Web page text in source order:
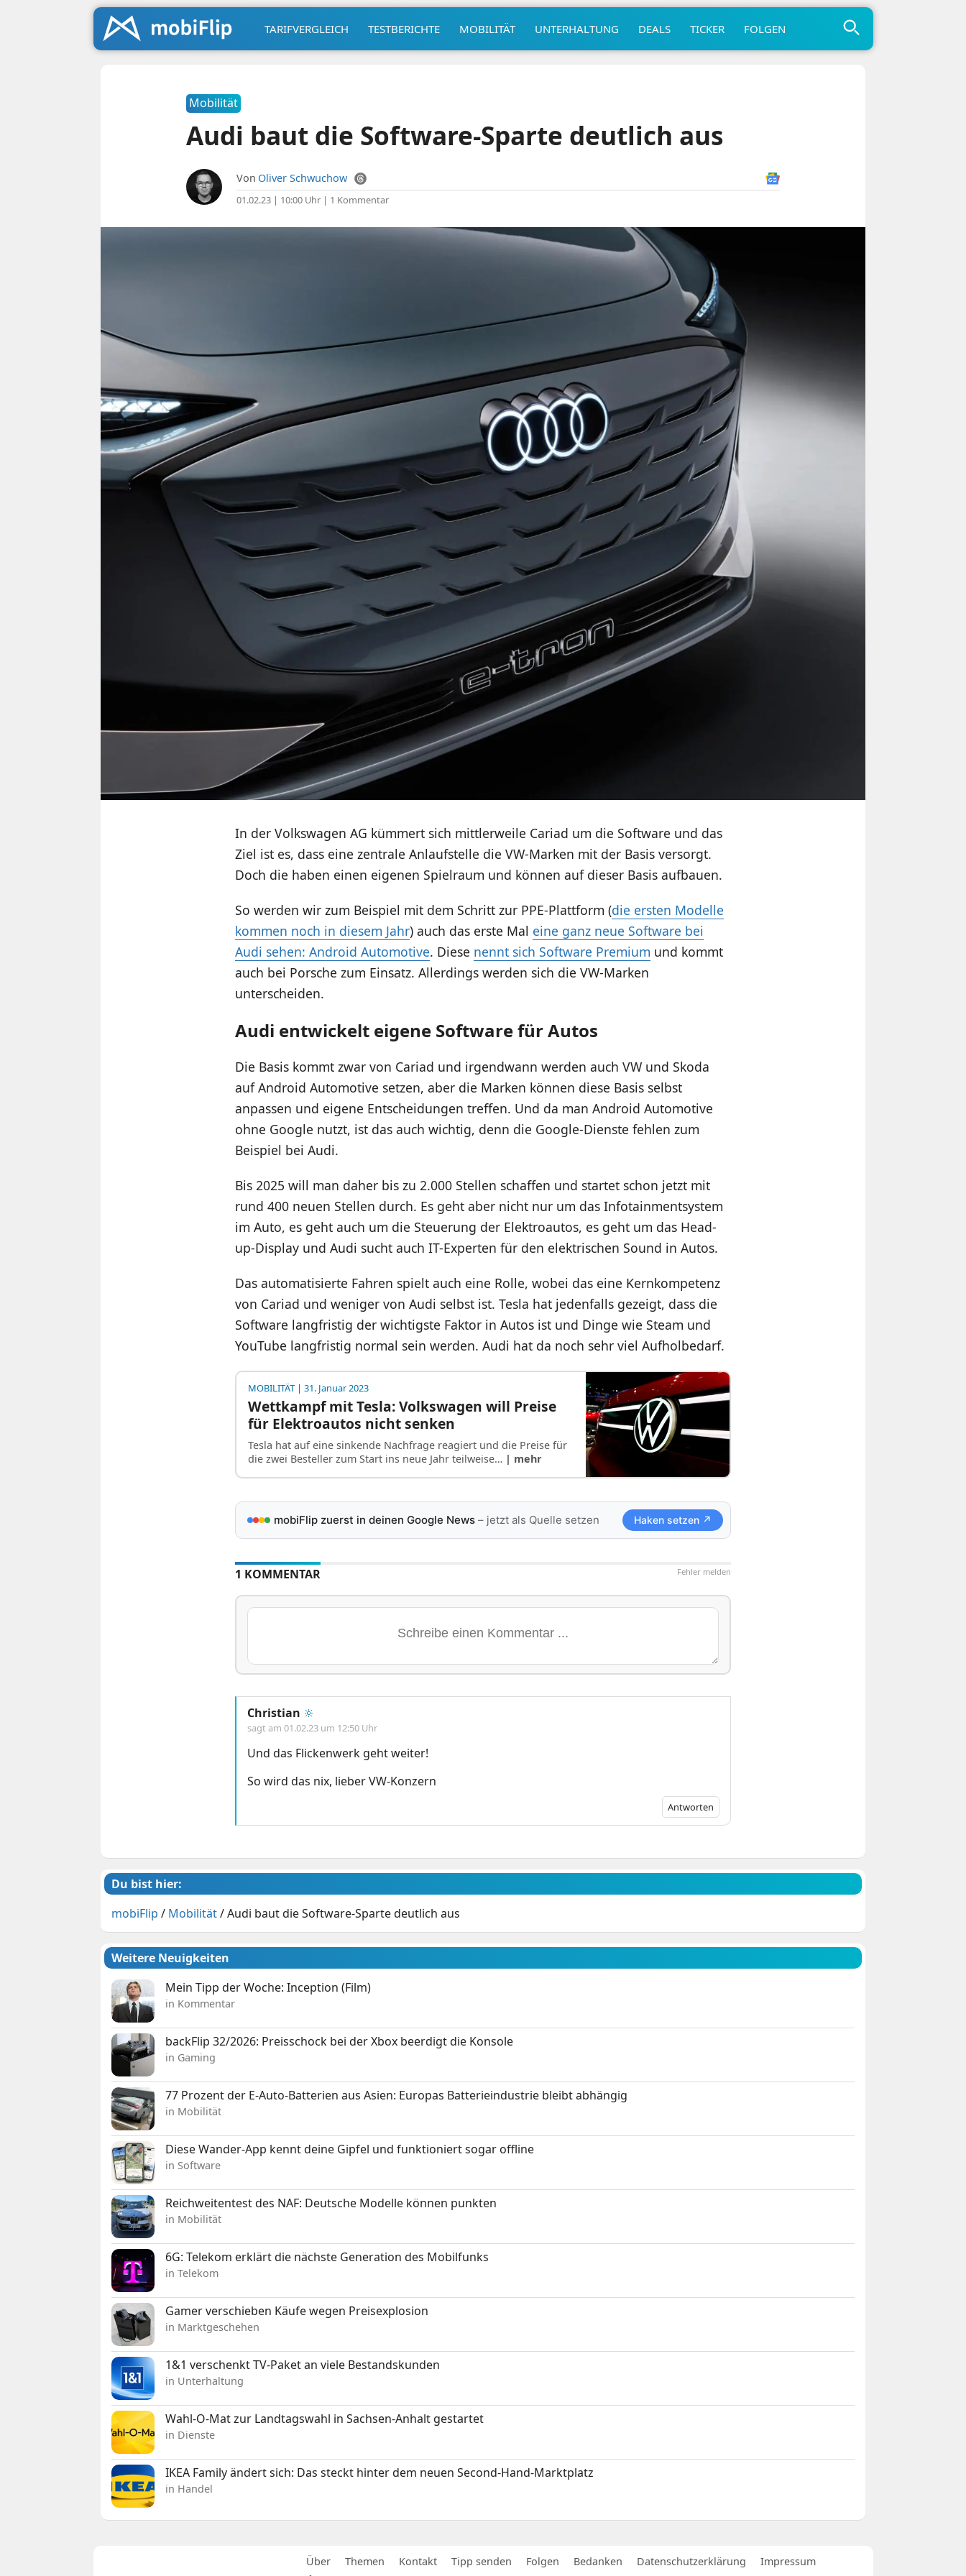
TARIFVERGLEICH TESTBERICHTE MOBILITÄT UNTERHALTUNG DEALS TICKER FOLGEN
Mobilität
Audi baut die Software-Sparte deutlich aus
Von Oliver Schwuchow
01.02.23 | 10:00 Uhr| 1 Kommentar
In der Volkswagen AG kümmert sich mittlerweile Cariad um die Software und das
Ziel ist es, dass eine zentrale Anlaufstelle die VW-Marken mit der Basis versorgt.
Doch die haben einen eigenen Spielraum und können auf dieser Basis aufbauen.
So werden wir zum Beispiel mit dem Schritt zur PPE-Plattform (die ersten Modelle
kommen noch in diesem Jahr) auch das erste Mal eine ganz neue Software bei
Audi sehen: Android Automotive. Diese nennt sich Software Premium und kommt
auch bei Porsche zum Einsatz. Allerdings werden sich die VW-Marken
unterscheiden.
Audi entwickelt eigene Software für Autos
Die Basis kommt zwar von Cariad und irgendwann werden auch VW und Skoda
auf Android Automotive setzen, aber die Marken können diese Basis selbst
anpassen und eigene Entscheidungen treffen. Und da man Android Automotive
ohne Google nutzt, ist das auch wichtig, denn die Google-Dienste fehlen zum
Beispiel bei Audi.
Bis 2025 will man daher bis zu 2.000 Stellen schaffen und startet schon jetzt mit
rund 400 neuen Stellen durch. Es geht aber nicht nur um das Infotainmentsystem
im Auto, es geht auch um die Steuerung der Elektroautos, es geht um das Head-
up-Display und Audi sucht auch IT-Experten für den elektrischen Sound in Autos.
Das automatisierte Fahren spielt auch eine Rolle, wobei das eine Kernkompetenz
von Cariad und weniger von Audi selbst ist. Tesla hat jedenfalls gezeigt, dass die
Software langfristig der wichtigste Faktor in Autos ist und Dinge wie Steam und
YouTube langfristig normal sein werden. Audi hat da noch sehr viel Aufholbedarf.
MOBILITÄT| 31. Januar 2023
Wettkampf mit Tesla: Volkswagen will Preise
für Elektroautos nicht senken
Tesla hat auf eine sinkende Nachfrage reagiert und die Preise für
die zwei Besteller zum Start ins neue Jahr teilweise… | mehr
mobiFlip zuerst in deinen Google News– jetzt als Quelle setzen Haken setzen ↗
Fehler melden
1 KOMMENTAR
Christian 🔆
sagt am 01.02.23 um 12:50 Uhr
Und das Flickenwerk geht weiter!
So wird das nix, lieber VW-Konzern
Antworten
Du bist hier:
mobiFlip / Mobilität/Audi baut die Software-Sparte deutlich aus
Weitere Neuigkeiten
Mein Tipp der Woche: Inception (Film)
in Kommentar
backFlip 32/2026: Preisschock bei der Xbox beerdigt die Konsole
in Gaming
77 Prozent der E-Auto-Batterien aus Asien: Europas Batterieindustrie bleibt abhängig
in Mobilität
Diese Wander-App kennt deine Gipfel und funktioniert sogar offline
in Software
Reichweitentest des NAF: Deutsche Modelle können punkten
in Mobilität
6G: Telekom erklärt die nächste Generation des Mobilfunks
in Telekom
Gamer verschieben Käufe wegen Preisexplosion
in Marktgeschehen
1&1 verschenkt TV-Paket an viele Bestandskunden
in Unterhaltung
Wahl-O-Mat zur Landtagswahl in Sachsen-Anhalt gestartet
in Dienste
IKEA Family ändert sich: Das steckt hinter dem neuen Second-Hand-Marktplatz
in Handel
Über Themen Kontakt Tipp senden Folgen Bedanken Datenschutzerklärung
Impressum